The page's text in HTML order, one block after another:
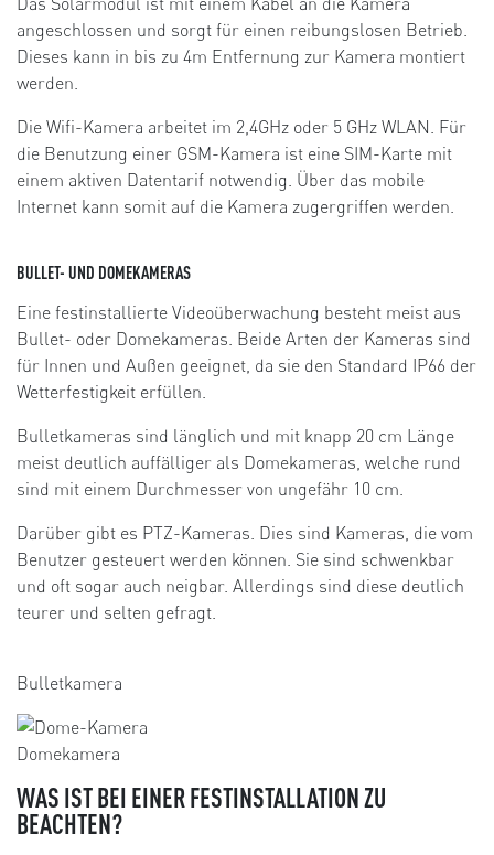
angeschlossen und sorgt für einen reibungslosen Betrieb.
Dieses kann in bis zu 4m Entfernung zur Kamera montiert
werden.
Die Wifi-Kamera arbeitet im 2,4GHz oder 5 GHz WLAN. Für
die Benutzung einer GSM-Kamera ist eine SIM-Karte mit
einem aktiven Datentarif notwendig. Über das mobile
Internet kann somit auf die Kamera zugergriffen werden.
BULLET- UND DOMEKAMERAS
Eine festinstallierte Videoüberwachung besteht meist aus
Bullet- oder Domekameras. Beide Arten der Kameras sind
für Innen und Außen geeignet, da sie den Standard IP66 der
Wetterfestigkeit erfüllen.
Bulletkameras sind länglich und mit knapp 20 cm Länge
meist deutlich auffälliger als Domekameras, welche rund
sind mit einem Durchmesser von ungefähr 10 cm.
Darüber gibt es PTZ-Kameras. Dies sind Kameras, die vom
Benutzer gesteuert werden können. Sie sind schwenkbar
und oft sogar auch neigbar. Allerdings sind diese deutlich
teurer und selten gefragt.
Bulletkamera
Domekamera
WAS IST BEI EINER FESTINSTALLATION ZU
BEACHTEN?